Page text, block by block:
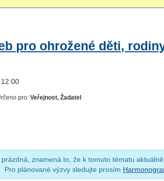
pro ohrožené děti,
pro:Veřejnost, Žadatel
znamená to, že k tomuto tématu
Pro plánované výzvy sledujte prosím